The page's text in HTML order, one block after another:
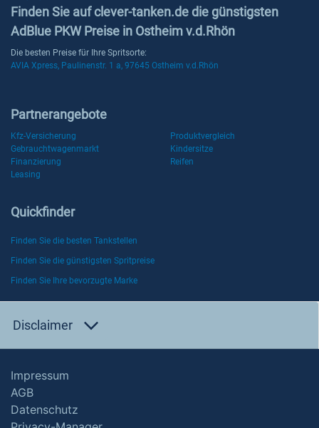
Finden Sie auf clever-tanken.de die günstigsten
AdBlue PKW Preise in Ostheim v.d.Rhön
Die besten Preise für Ihre Spritsorte:
AVIA Xpress, Paulinenstr. 1 a, 97645 Ostheim v.d.Rhön
Partnerangebote
Kfz-Versicherung
Produktvergleich
Gebrauchtwagenmarkt
Kindersitze
Finanzierung
Reifen
Leasing
Quickfinder
Finden Sie die besten Tankstellen
Finden Sie die günstigsten Spritpreise
Finden Sie Ihre bevorzugte Marke
Disclaimer
Impressum
AGB
Datenschutz